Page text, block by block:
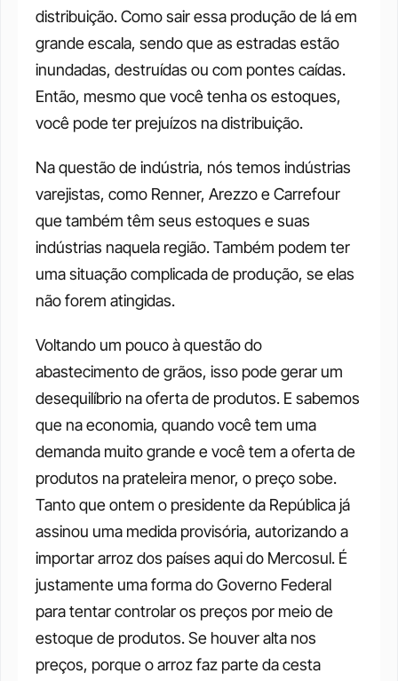
distribuição. Como sair essa produção de lá em
grande escala, sendo que as estradas estão
inundadas, destruídas ou com pontes caídas.
Então, mesmo que você tenha os estoques,
você pode ter prejuízos na distribuição.
Na questão de indústria, nós temos indústrias
varejistas, como Renner, Arezzo e Carrefour
que também têm seus estoques e suas
indústrias naquela região. Também podem ter
uma situação complicada de produção, se elas
não forem atingidas.
Voltando um pouco à questão do
abastecimento de grãos, isso pode gerar um
desequilíbrio na oferta de produtos. E sabemos
que na economia, quando você tem uma
demanda muito grande e você tem a oferta de
produtos na prateleira menor, o preço sobe.
Tanto que ontem o presidente da República já
assinou uma medida provisória, autorizando a
importar arroz dos países aqui do Mercosul. É
justamente uma forma do Governo Federal
para tentar controlar os preços por meio de
estoque de produtos. Se houver alta nos
preços, porque o arroz faz parte da cesta